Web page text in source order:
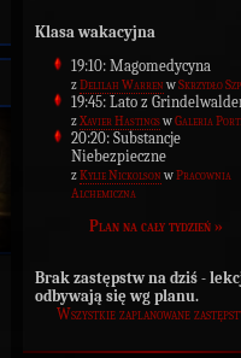
Klasa wakacyjna
19:10: Magomedycyna
zDelilah Warren wSkrzydło
19:45: Lato z
zXavier HastingswGaleria
20:20: Substancje
Niebezpieczne
zKylie Nickolson wPracownia
Alchemiczna
Plan na cały tydzień »
Brak zastępstw na dziś -
odbywają się wg planu.
Wszystkie zaplanowane